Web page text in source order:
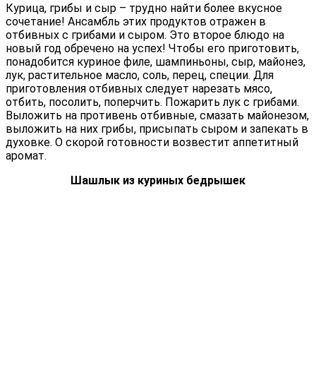
Курица, грибы и сыр – трудно найти более вкусное
сочетание! Ансамбль этих продуктов отражен в
отбивных с грибами и сыром. Это второе блюдо на
новый год обречено на успех! Чтобы его приготовить,
понадобится куриное филе, шампиньоны, сыр, майонез,
лук, растительное масло, соль, перец, специи. Для
приготовления отбивных следует нарезать мясо,
отбить, посолить, поперчить. Пожарить лук с грибами.
Выложить на противень отбивные, смазать майонезом,
выложить на них грибы, присыпать сыром и запекать в
духовке. О скорой готовности возвестит аппетитный
аромат.
Шашлык из куриных бедрышек